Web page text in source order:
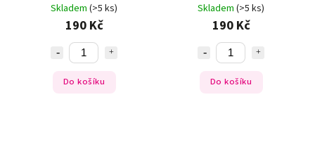
Skladem (>5 ks)
190 Kč
Do košíku
Skladem (>5 ks)
190 Kč
Do košíku